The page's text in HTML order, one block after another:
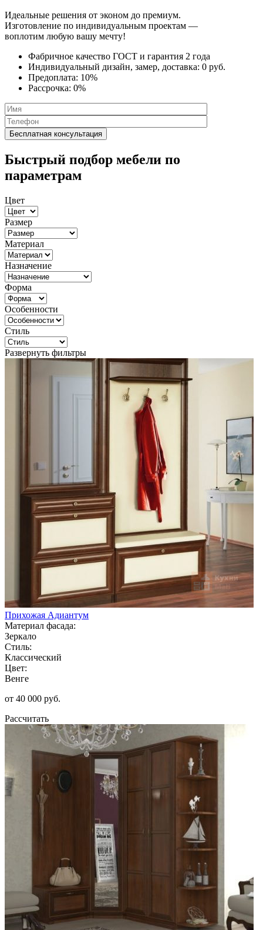
Идеальные решения от эконом до премиум.
Изготовление по индивидуальным проектам —
воплотим любую вашу мечту!
Фабричное качество ГОСТ и гарантия 2 года
Индивидуальный дизайн, замер, доставка: 0 руб.
Предоплата: 10%
Рассрочка: 0%
Быстрый подбор мебели по
параметрам
Цвет
Размер
Материал
Назначение
Форма
Особенности
Стиль
Развернуть фильтры
Прихожая Адиантум
Материал фасада:
Зеркало
Стиль:
Классический
Цвет:
Венге
от 40 000 руб.
Рассчитать